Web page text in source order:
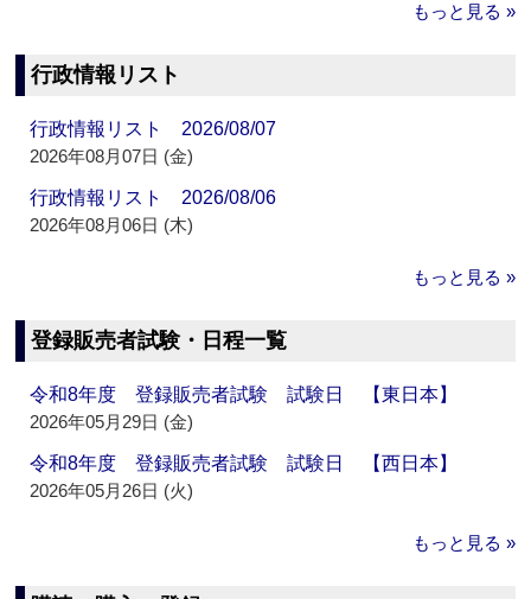
もっと見る »
行政情報リスト
行政情報リスト 2026/08/07
2026年08月07日 (金)
行政情報リスト 2026/08/06
2026年08月06日 (木)
もっと見る »
登録販売者試験・日程一覧
令和8年度 登録販売者試験 試験日 【東日本】
2026年05月29日 (金)
令和8年度 登録販売者試験 試験日 【西日本】
2026年05月26日 (火)
もっと見る »